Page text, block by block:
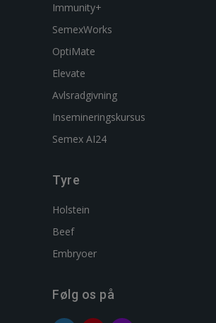
Immunity+
SemexWorks
OptiMate
Elevate
Avlsradgivning
Insemineringskursus
Semex AI24
Tyre
Holstein
Beef
Embryoer
Følg os på